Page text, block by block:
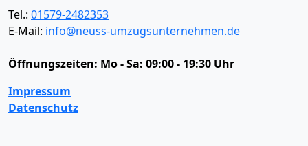
Tel.: 01579-2482353
E-Mail: info@neuss-umzugsunternehmen.de
Öffnungszeiten: Mo - Sa: 09:00 - 19:30 Uhr
Impressum
Datenschutz